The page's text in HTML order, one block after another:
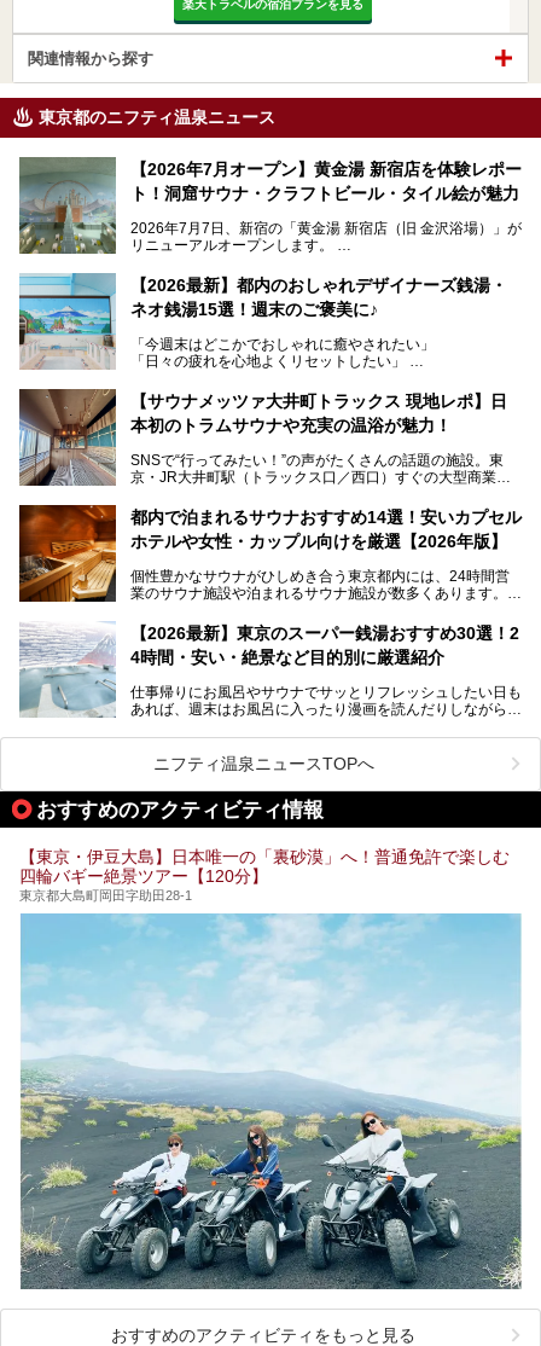
楽天トラベルの宿泊プランを見る
関連情報から探す
東京都のニフティ温泉ニュース
【2026年7月オープン】黄金湯 新宿店を体験レポー
ト！洞窟サウナ・クラフトビール・タイル絵が魅力
2026年7月7日、新宿の「黄金湯 新宿店（旧 金沢浴場）」が
リニューアルオープンします。
レトロでノスタルジックなタイル絵はそのまま、昔からここ
を知る地元の人にも、新しく足を運んでくれる人にも愛され
る、今の時代の"銭湯"として生まれ変わりました。洞窟のよ
ビアバーなど、新しく登場したスポットも併せて紹介しま
す。充実した設備があるのに、基本の入浴料が銭湯価格の5
【2026最新】都内のおしゃれデザイナーズ銭湯・
ネオ銭湯15選！週末のご褒美に♪
「今週末はどこかでおしゃれに癒やされたい」
「日々の疲れを心地よくリセットしたい」
となっている新しいスタイルの銭湯です。
最近、SNSやメディアで「デザイナーズ銭湯」や「ネオ銭
本記事では、そもそもこれらがどんな銭湯なのか、その気に
いおしゃれな名店15選を、おすすめの順番で一挙にご紹介
します。
【サウナメッツァ大井町トラックス 現地レポ】日
本初のトラムサウナや充実の温浴が魅力！
SNSで“行ってみたい！”の声がたくさんの話題の施設。東
京・JR大井町駅（トラックス口／西口）すぐの大型商業施
ツァ大井町トラックス」がニューオープン。施設の様子をレ
ポ―トします。
都内で泊まれるサウナおすすめ14選！安いカプセル
ホテルや女性・カップル向けを厳選【2026年版】
個性豊かなサウナがひしめき合う東京都内には、24時間営
業のサウナ施設や泊まれるサウナ施設が数多くあります。
を旅の目的とする「サ旅」や自分へのご褒美のための宿泊な
ど、自分の好きなタイミングで好きなだけサ活ができるのが
魅力です。
最近では、男性専用施設だけでなく、カップルや女性に嬉し
い個室サウナも増えてきました。
ら、特におすすめしたい施設14選をご紹介します。
してみてください。
【2026最新】東京のスーパー銭湯おすすめ30選！2
4時間・安い・絶景など目的別に厳選紹介
仕事帰りにお風呂やサウナでサッとリフレッシュしたい日も
あれば、週末はお風呂に入ったり漫画を読んだりしながら一
また、終電を逃してしまい、「このまま朝までゆっくりでき
る場所があれば」と探した経験がある人も多いのではないで
しょうか。
そこで本記事では、東京でおすすめのスーパー銭湯を、目的
24時間営業で宿泊できる施設や、1,000円以下で楽しめる安
い施設、デートや休日レジャーにもぴったりなエンタメ要素
が充実した施設など、利用のシーンに合わせて参考にしてく
ださい。
ニフティ温泉ニュースTOPへ
おすすめのアクティビティ情報
【東京・伊豆大島】日本唯一の「裏砂漠」へ！普通免許で楽しむ
四輪バギー絶景ツアー【120分】
東京都大島町岡田字助田28-1
おすすめのアクティビティをもっと見る